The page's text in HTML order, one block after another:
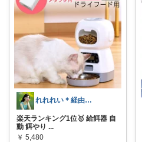
れれれい＊経由購入ありがとうございます
楽天ランキング1位🥇 給餌器 自
動 餌やり ...
￥ 5,480